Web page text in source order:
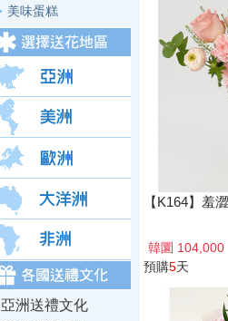
美味蛋糕
亞洲送禮文化
【K164】羞
韓圜 104,000
預購5天